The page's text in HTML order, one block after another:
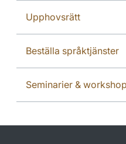
Upphovsrätt
Beställa språktjänster
Seminarier &